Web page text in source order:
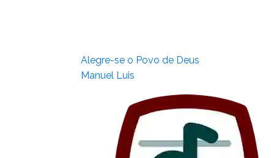
Alegre-se o Povo de Deus
Manuel Luis